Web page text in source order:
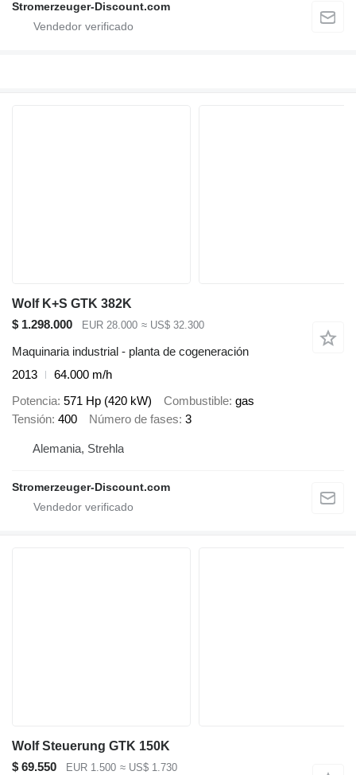
Stromerzeuger-Discount.com
Wolf K+S GTK 382K
$ 1.298.000
EUR 28.000 ≈ US$ 32.300
Maquinaria industrial - planta de cogeneración
2013
64.000 m/h
Potencia 571 Hp (420 kW) Combustible gas
Tensión 400 Número de fases 3
Alemania, Strehla
Stromerzeuger-Discount.com
Wolf Steuerung GTK 150K
$ 69.550
EUR 1.500 ≈ US$ 1.730